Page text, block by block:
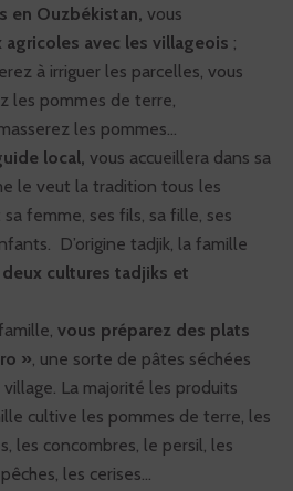
en Ouzbékistan, vous
agricoles avec les villageois ;
à irriguer les parcelles, vous
les pommes de terre,
les pommes…
local, vous accueillera dans sa
le veut la tradition tous les
femme, ses fils, sa fille, ses
D’origine tadjik, la famille
cultures tadjiks et
vous préparez des plats
», une sorte de pâtes séchées
village. La majorité les produits
cultive les pommes de terre, les
les concombres, le persil, les
les cerises…